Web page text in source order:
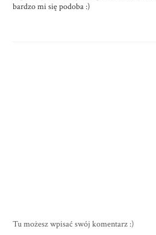
bardzo mi się podoba :)
Tu możesz wpisać swój komentarz :)